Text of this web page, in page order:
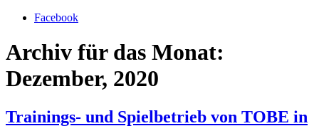
Facebook
Archiv für das Monat:
Dezember, 2020
Trainings- und Spielbetrieb von TOBE in